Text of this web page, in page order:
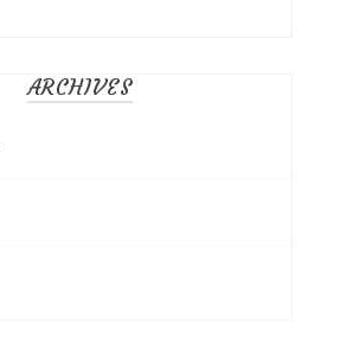
ARCHIVES